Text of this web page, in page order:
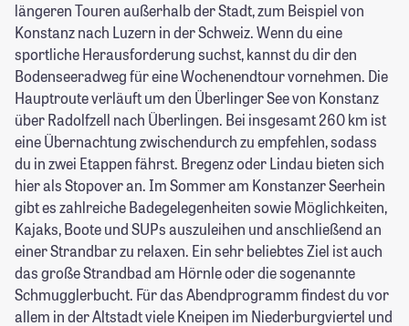
längeren Touren außerhalb der Stadt, zum Beispiel von
Konstanz nach Luzern in der Schweiz. Wenn du eine
sportliche Herausforderung suchst, kannst du dir den
Bodenseeradweg für eine Wochenendtour vornehmen. Die
Hauptroute verläuft um den Überlinger See von Konstanz
über Radolfzell nach Überlingen. Bei insgesamt 260 km ist
eine Übernachtung zwischendurch zu empfehlen, sodass
du in zwei Etappen fährst. Bregenz oder Lindau bieten sich
hier als Stopover an. Im Sommer am Konstanzer Seerhein
gibt es zahlreiche Badegelegenheiten sowie Möglichkeiten,
Kajaks, Boote und SUPs auszuleihen und anschließend an
einer Strandbar zu relaxen. Ein sehr beliebtes Ziel ist auch
das große Strandbad am Hörnle oder die sogenannte
Schmugglerbucht. Für das Abendprogramm findest du vor
allem in der Altstadt viele Kneipen im Niederburgviertel und